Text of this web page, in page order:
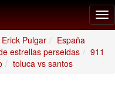
Erick Pulgar
España
estrellas perseidas
911
toluca vs santos